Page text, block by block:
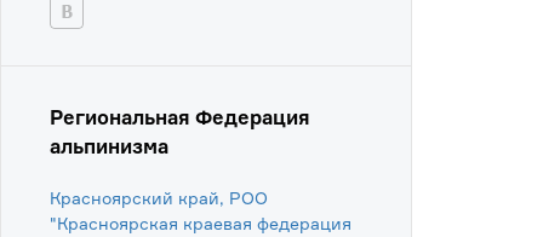
Региональная Федерация
альпинизма
Красноярский край, РОО
"Красноярская краевая федерация